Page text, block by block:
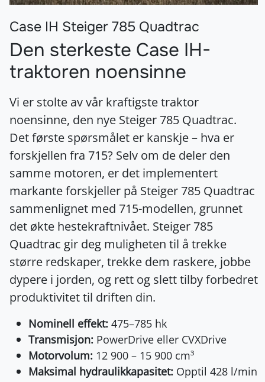
Case IH Steiger 785 Quadtrac
Den sterkeste Case IH-
traktoren noensinne
Vi er stolte av vår kraftigste traktor
noensinne, den nye Steiger 785 Quadtrac.
Det første spørsmålet er kanskje – hva er
forskjellen fra 715? Selv om de deler den
samme motoren, er det implementert
markante forskjeller på Steiger 785 Quadtrac
sammenlignet med 715-modellen, grunnet
det økte hestekraftnivået. Steiger 785
Quadtrac gir deg muligheten til å trekke
større redskaper, trekke dem raskere, jobbe
dypere i jorden, og rett og slett tilby forbedret
produktivitet til driften din.
Nominell effekt: 475–785 hk
Transmisjon: PowerDrive eller CVXDrive
Motorvolum: 12 900 – 15 900 cm³
Maksimal hydraulikkapasitet: Opptil 428 l/min